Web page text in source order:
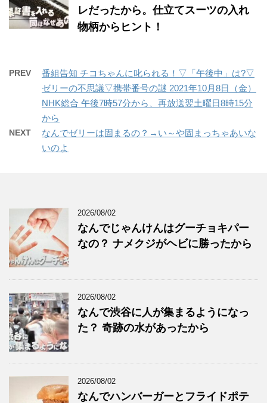
レだったから。仕立てスーツの入れ
物柄からヒント！
PREV
番組告知 チコちゃんに叱られる！▽「午後中」は?▽
ゼリーの不思議▽携帯番号の謎 2021年10月8日（金）
NHK総合 午後7時57分から、再放送翌土曜日8時15分
から
NEXT
なんでゼリーは固まるの？→い～や固まっちゃあいな
いのよ
2026/08/02
なんでじゃんけんはグーチョキパー
なの？ ナメクジがヘビに勝ったから
2026/08/02
なんで渋谷に人が集まるようになっ
た？ 奇跡の水があったから
2026/08/02
なんでハンバーガーとフライドポテ